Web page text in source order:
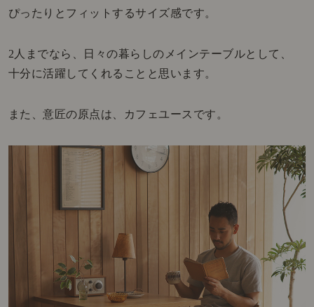
ぴったりとフィットするサイズ感です。
2人までなら、日々の暮らしのメインテーブルとして、
十分に活躍してくれることと思います。
また、意匠の原点は、カフェユースです。